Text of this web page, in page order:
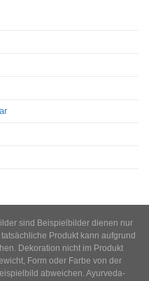
sind Beispielbilder dienen nur
Produkt kann aufgrund
Dekoration nicht im Produkt
Form oder Farbe von der
abweichen. Ayurveda-